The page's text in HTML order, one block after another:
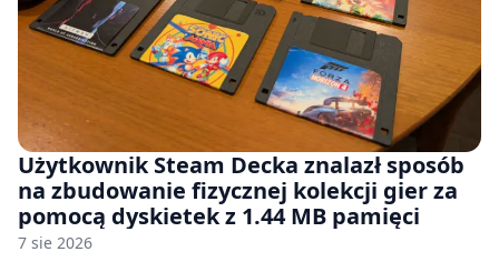
Użytkownik Steam Decka znalazł sposób
na zbudowanie fizycznej kolekcji gier za
pomocą dyskietek z 1.44 MB pamięci
7 sie 2026